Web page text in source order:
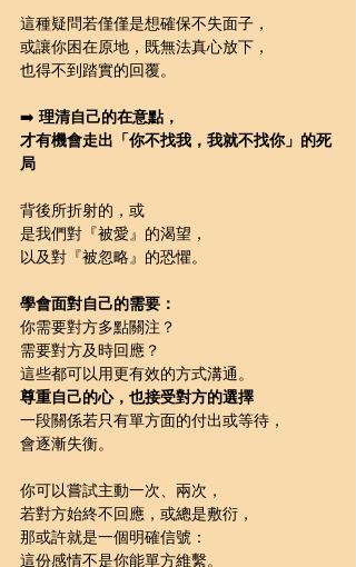
這種疑問若僅僅是想確保不失面子，
或讓你困在原地，既無法真心放下，
也得不到踏實的回覆。
➡️ 理清自己的在意點，
才有機會走出「你不找我，我就不找你」的死
局
背後所折射的，或
是我們對『被愛』的渴望，
以及對『被忽略』的恐懼。
學會面對自己的需要：
你需要對方多點關注？
需要對方及時回應？
這些都可以用更有效的方式溝通。
尊重自己的心，也接受對方的選擇
一段關係若只有單方面的付出或等待，
會逐漸失衡。
你可以嘗試主動一次、兩次，
若對方始終不回應，或總是敷衍，
那或許就是一個明確信號：
這份感情不是你能單方維繫。